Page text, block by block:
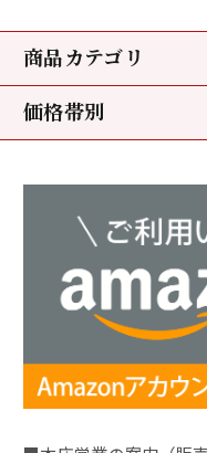
商品カテゴリ
贈り物
小鯛のささ漬
若狭甘鯛
昆布〆
価格帯別
3,240円～5,400円
5,400円～